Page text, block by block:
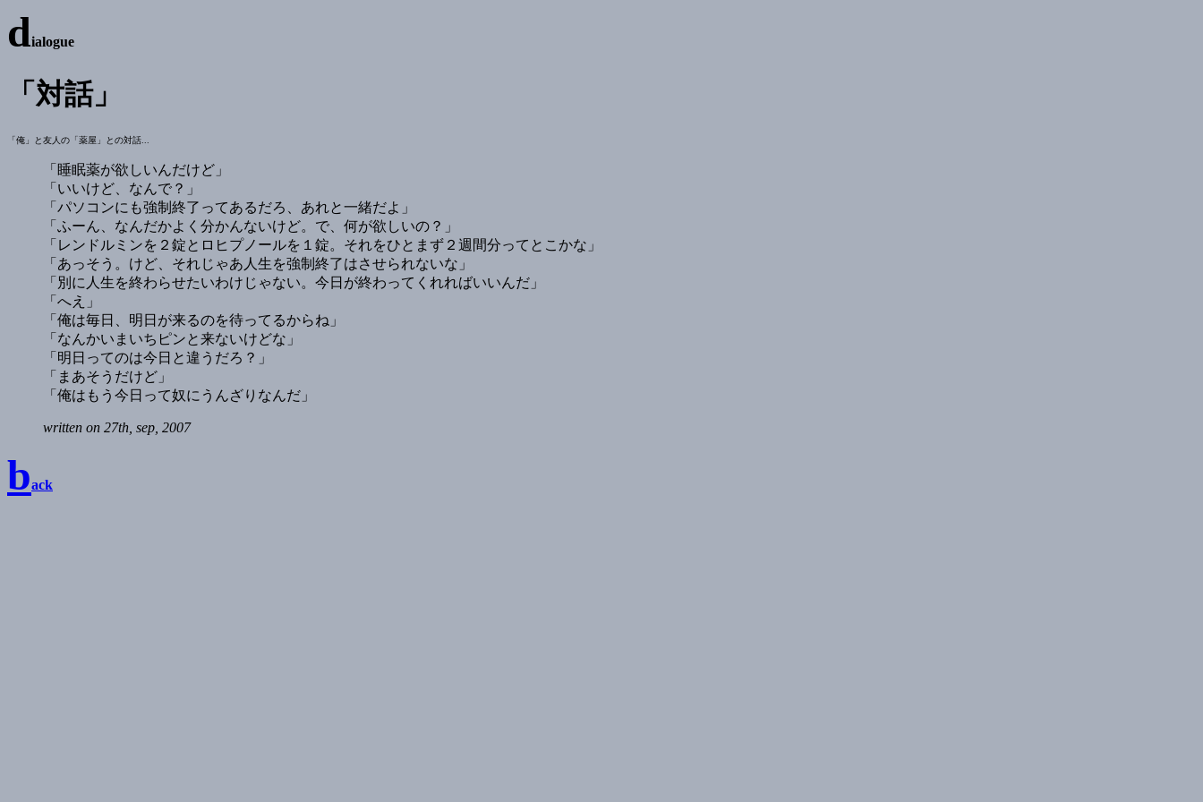
dialogue
「対話」
「俺」と友人の「薬屋」との対話...
「睡眠薬が欲しいんだけど」
「いいけど、なんで？」
「パソコンにも強制終了ってあるだろ、あれと一緒だよ」
「ふーん、なんだかよく分かんないけど。で、何が欲しいの？」
「レンドルミンを２錠とロヒプノールを１錠。それをひとまず２週間分ってとこかな」
「あっそう。けど、それじゃあ人生を強制終了はさせられないな」
「別に人生を終わらせたいわけじゃない。今日が終わってくれればいいんだ」
「へえ」
「俺は毎日、明日が来るのを待ってるからね」
「なんかいまいちピンと来ないけどな」
「明日ってのは今日と違うだろ？」
「まあそうだけど」
「俺はもう今日って奴にうんざりなんだ」
written on 27th, sep, 2007
back